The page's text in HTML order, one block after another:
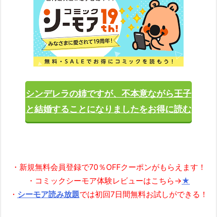
シンデレラの姉ですが、不本意ながら王子
と結婚することになりましたをお得に読む
・新規無料会員登録で70％OFFクーポンがもらえます！
・コミックシーモア体験レビューはこちら→★
・ シーモア読み放題では初回7日間無料お試しができる！